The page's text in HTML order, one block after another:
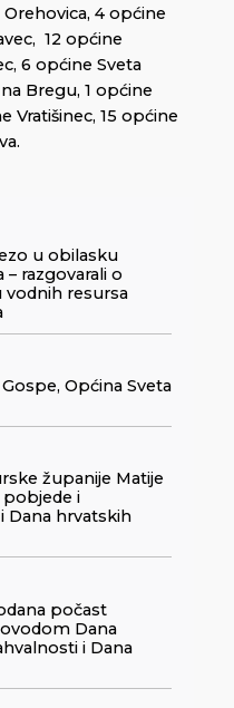
4 općine
12 općine
6 općine Sveta
Bregu, 1 općine
Vratišinec, 15 općine
u obilasku
razgovarali o
vodnih resursa
Općina Sveta
županije Matije
pobjede i
Dana hrvatskih
počast
Dana
i Dana